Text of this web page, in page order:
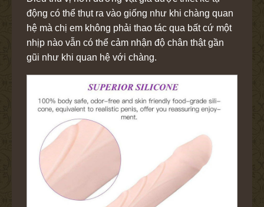
động có thể thụt ra vào giống như khi chàng quan
hệ mà chị em không phải thao tác qua bất cứ một
nhịp nào vẫn có thể cảm nhận độ chân thật gần
gũi như khi quan hệ với chàng.